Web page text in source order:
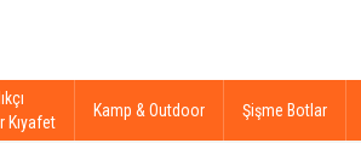
Kıyafet
Kamp & Outdoor Şişme Botlar